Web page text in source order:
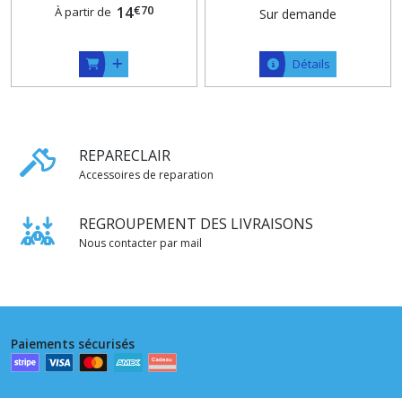
À partir de 14€70
choix + Arrets à Griffes
Sur demande
Détails
REPARECLAIR
Accessoires de reparation
REGROUPEMENT DES LIVRAISONS
Nous contacter par mail
Paiements sécurisés